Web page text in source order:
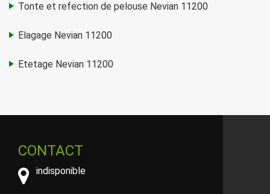
Tonte et refection de pelouse Nevian 11200
Elagage Nevian 11200
Etetage Nevian 11200
CONTACT
indisponible